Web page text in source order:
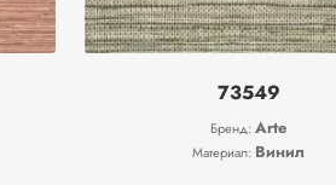
73549
Бренд:Arte
Материал: Винил